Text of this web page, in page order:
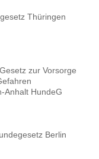
Thüringen
zur Vorsorge
Anhalt HundeG
Berlin